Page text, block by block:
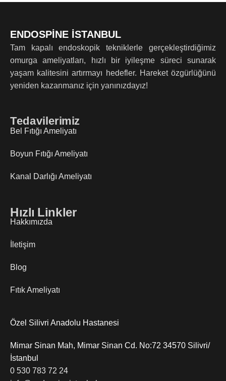
ENDOSPİNE İSTANBUL
Tam kapalı endoskopik tekniklerle gerçekleştirdiğimiz
omurga ameliyatları, hızlı bir iyileşme süreci sunarak
yaşam kalitesini artırmayı hedefler. Hareket özgürlüğünü
yeniden kazanmanız için yanınızdayız!
Tedavilerimiz
Bel Fıtığı Ameliyatı
Boyun Fıtığı Ameliyatı
Kanal Darlığı Ameliyatı
Hızlı Linkler
Hakkımızda
İletişim
Blog
Fıtık Ameliyatı
Özel Silivri Anadolu Hastanesi
Mimar Sinan Mah, Mimar Sinan Cd. No:72 34570 Silivri/
İstanbul
0 530 783 72 24